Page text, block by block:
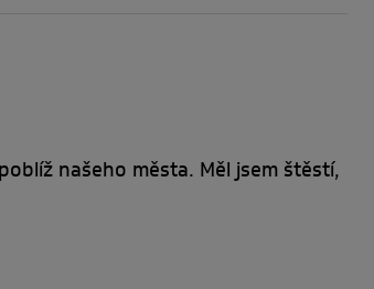
našeho města. Měl jsem štěstí,